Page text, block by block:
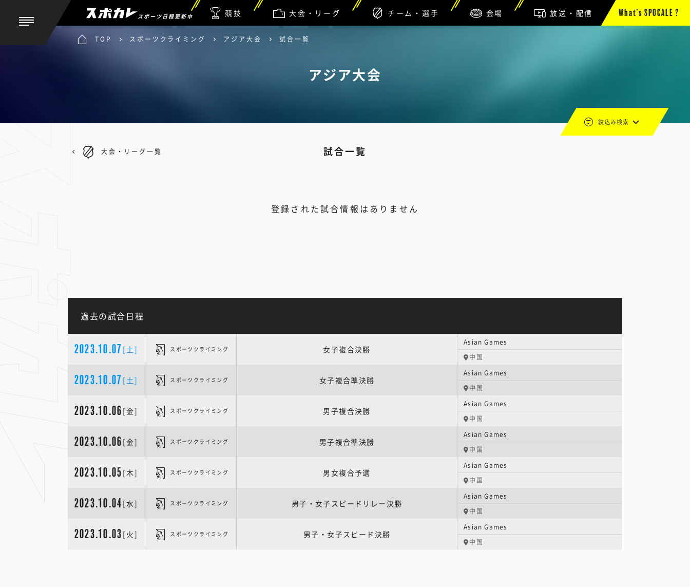
スポーツ日程更新中 競技 大会・リーグ チーム・選手 会場 放送・配信 What’s SPOCALE ?
TOP スポーツクライミング アジア大会 試合一覧
アジア大会
試合一覧
絞込み検索
大会・リーグ一覧
登録された試合情報はありません
過去の試合日程
2023.10.07 [土] スポーツクライミング 女子複合決勝
Asian Games
中国
2023.10.07 [土] スポーツクライミング 女子複合準決勝
Asian Games
中国
2023.10.06 [金] スポーツクライミング 男子複合決勝
Asian Games
中国
2023.10.06 [金] スポーツクライミング 男子複合準決勝
Asian Games
中国
2023.10.05 [木] スポーツクライミング 男女複合予選
Asian Games
中国
2023.10.04 [水] スポーツクライミング 男子・女子スピードリレー決勝
Asian Games
中国
2023.10.03 [火] スポーツクライミング 男子・女子スピード決勝
Asian Games
中国